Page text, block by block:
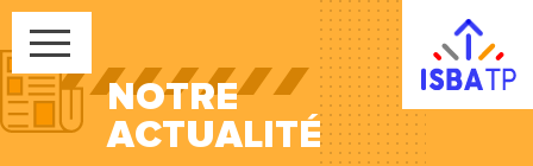
NOTRE
ACTUALITÉ